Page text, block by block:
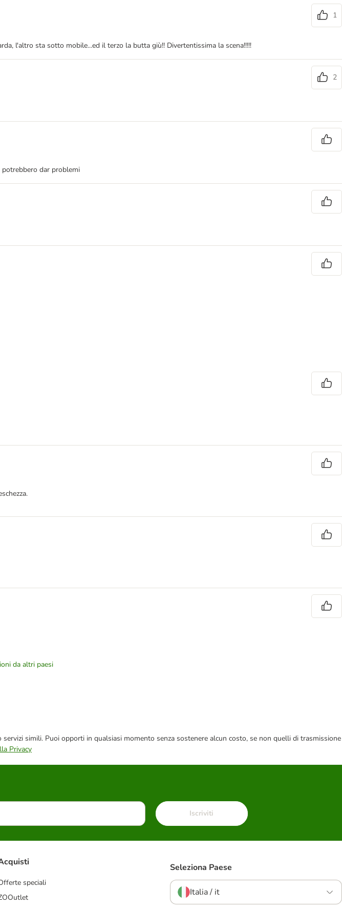
1
l'altro sta sotto mobile...ed il terzo la butta giù!! Divertentissima la scena!!!!!
2
dar problemi
da altri paesi
simili. Puoi opporti in qualsiasi momento senza sostenere alcun costo, se non quelli di trasmissione
Privacy
Iscriviti
speciali
Seleziona Paese
Italia / it